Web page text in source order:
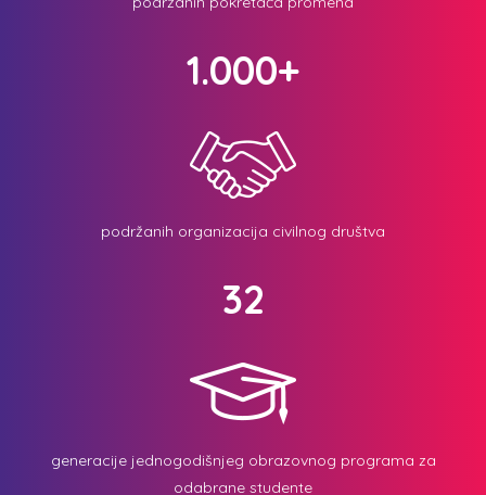
1.000+
podržanih organizacija civilnog društva
32
generacije jednogodišnjeg obrazovnog programa za
odabrane studente